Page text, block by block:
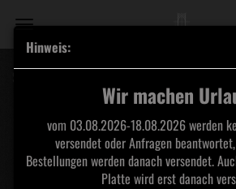
Hinweis:
Wir machen
vom 03.08.2026-18.08.2026 werden
versendet oder Anfragen
Bestellungen werden danach versendet.
Platte wird erst danach